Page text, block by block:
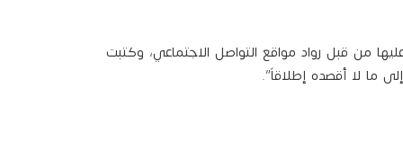
من قبل رواد مواقع التواصل الاجتماعي، وكتبت
ما لا أقصده إطلاقاً”.